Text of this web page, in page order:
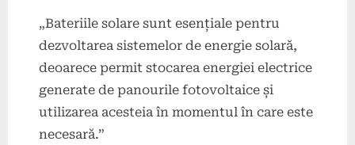
„Bateriile solare sunt esențiale pentru
dezvoltarea sistemelor de energie solară,
deoarece permit stocarea energiei electrice
generate de panourile fotovoltaice și
utilizarea acesteia în momentul în care este
necesară.”